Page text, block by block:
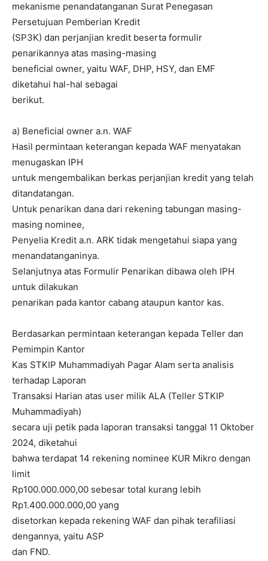
mekanisme penandatanganan Surat Penegasan
Persetujuan Pemberian Kredit
(SP3K) dan perjanjian kredit beserta formulir
penarikannya atas masing-masing
beneficial owner, yaitu WAF, DHP, HSY, dan EMF
diketahui hal-hal sebagai
berikut.
a) Beneficial owner a.n. WAF
Hasil permintaan keterangan kepada WAF menyatakan
menugaskan IPH
untuk mengembalikan berkas perjanjian kredit yang telah
ditandatangan.
Untuk penarikan dana dari rekening tabungan masing-
masing nominee,
Penyelia Kredit a.n. ARK tidak mengetahui siapa yang
menandatanganinya.
Selanjutnya atas Formulir Penarikan dibawa oleh IPH
untuk dilakukan
penarikan pada kantor cabang ataupun kantor kas.
Berdasarkan permintaan keterangan kepada Teller dan
Pemimpin Kantor
Kas STKIP Muhammadiyah Pagar Alam serta analisis
terhadap Laporan
Transaksi Harian atas user milik ALA (Teller STKIP
Muhammadiyah)
secara uji petik pada laporan transaksi tanggal 11 Oktober
2024, diketahui
bahwa terdapat 14 rekening nominee KUR Mikro dengan
limit
Rp100.000.000,00 sebesar total kurang lebih
Rp1.400.000.000,00 yang
disetorkan kepada rekening WAF dan pihak terafiliasi
dengannya, yaitu ASP
dan FND.